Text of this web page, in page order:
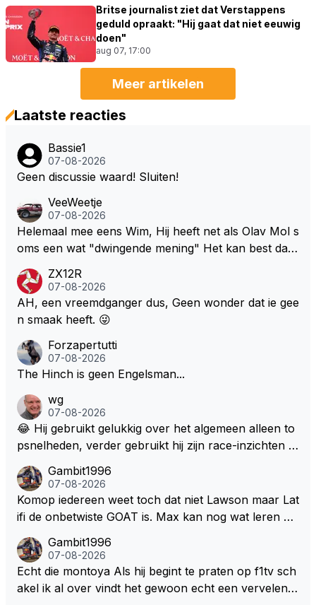
Britse journalist ziet dat Verstappens
geduld opraakt: "Hij gaat dat niet eeuwig
doen"
aug 07, 17:00
Meer artikelen
Laatste reacties
Bassie1
07-08-2026
Geen discussie waard! Sluiten!
VeeWeetje
07-08-2026
Helemaal mee eens Wim, Hij heeft net als Olav Mol s
oms een wat "dwingende mening" Het kan best dat
l bij Windsor op te roepen. Maar in een tijd zonder r
aces zijn dit leuke berichtjes
ZX12R
07-08-2026
AH, een vreemdganger dus, Geen wonder dat ie gee
n smaak heeft. 😜
Forzapertutti
07-08-2026
The Hinch is geen Engelsman...
wg
07-08-2026
😂 Hij gebruikt gelukkig over het algemeen alleen to
psnelheden, verder gebruikt hij zijn race-inzichten q
een bocht zegt helemaal niets, dus wat dat betreft h
eeft hij sowieso gelijk 😂.
Gambit1996
07-08-2026
Komop iedereen weet toch dat niet Lawson maar Lat
ifi de onbetwiste GOAT is. Max kan nog wat leren va
milton, hahahaha. Latifi pakt ze allemaal met de oge
n dicht met als onbetwiste nummer 2 of GOATINES
S Lawson natuurlijk 😂😂😂😂😂
Gambit1996
07-08-2026
Echt die montoya Als hij begint te praten op f1tv sch
akel ik al over vindt het gewoon echt een vervelend